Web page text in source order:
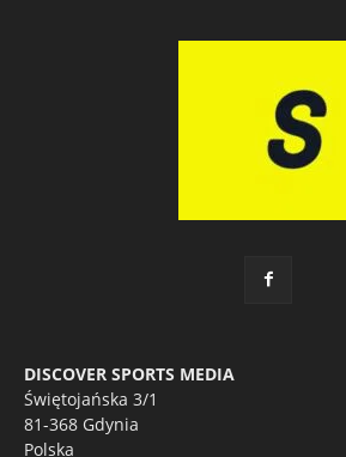
DISCOVER SPORTS MEDIA
Świętojańska 3/1
81-368 Gdynia
Polska